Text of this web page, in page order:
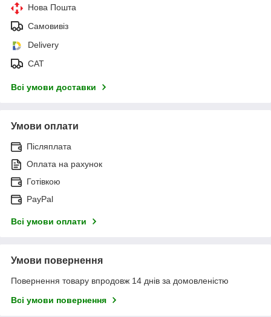
Нова Пошта
Самовивіз
Delivery
САТ
Всі умови доставки
Умови оплати
Післяплата
Оплата на рахунок
Готівкою
PayPal
Всі умови оплати
Умови повернення
Повернення товару впродовж 14 днів за домовленістю
Всі умови повернення